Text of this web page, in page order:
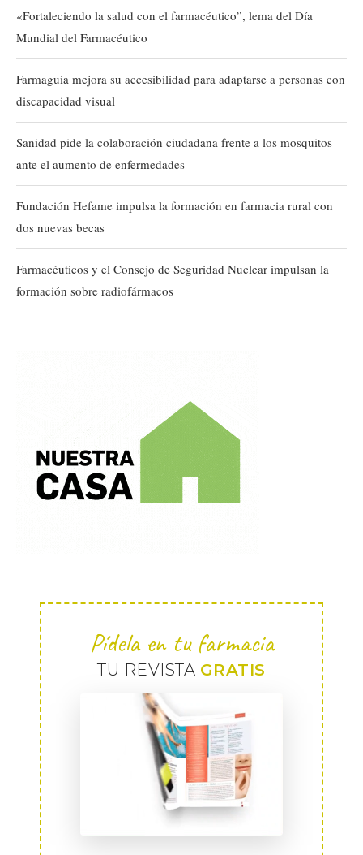
«Fortaleciendo la salud con el farmacéutico”, lema del Día
Mundial del Farmacéutico
Farmaguia mejora su accesibilidad para adaptarse a personas con
discapacidad visual
Sanidad pide la colaboración ciudadana frente a los mosquitos
ante el aumento de enfermedades
Fundación Hefame impulsa la formación en farmacia rural con
dos nuevas becas
Farmacéuticos y el Consejo de Seguridad Nuclear impulsan la
formación sobre radiofármacos
Pídela en tu farmacia
TU REVISTA GRATIS